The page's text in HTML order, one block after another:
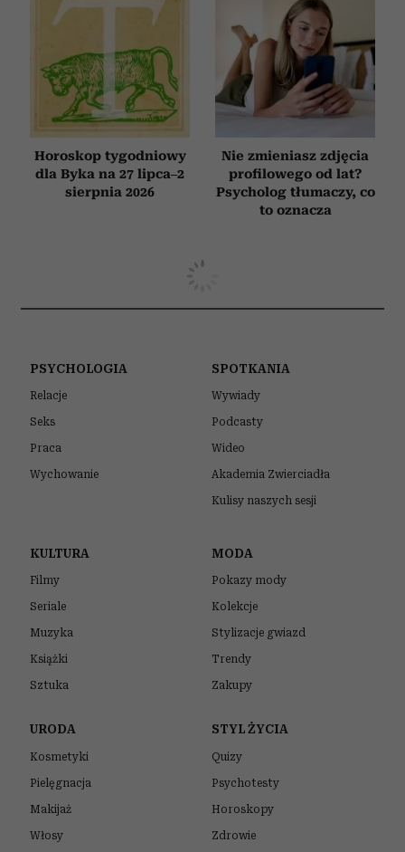
Horoskop tygodniowy
dla Byka na 27 lipca–2
sierpnia 2026
Nie zmieniasz zdjęcia
profilowego od lat?
Psycholog tłumaczy, co
to oznacza
PSYCHOLOGIA
Relacje
Seks
Praca
Wychowanie
SPOTKANIA
Wywiady
Podcasty
Wideo
Akademia Zwierciadła
Kulisy naszych sesji
KULTURA
Filmy
Seriale
Muzyka
Książki
Sztuka
MODA
Pokazy mody
Kolekcje
Stylizacje gwiazd
Trendy
Zakupy
URODA
Kosmetyki
Pielęgnacja
Makijaż
Włosy
STYL ŻYCIA
Quizy
Psychotesty
Horoskopy
Zdrowie